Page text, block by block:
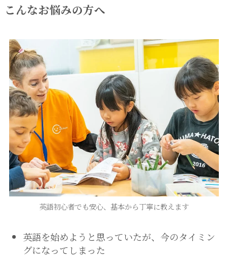
こんなお悩みの方へ
英語初心者でも安心、基本から丁寧に教えます
英語を始めようと思っていたが、今のタイミン
グになってしまった